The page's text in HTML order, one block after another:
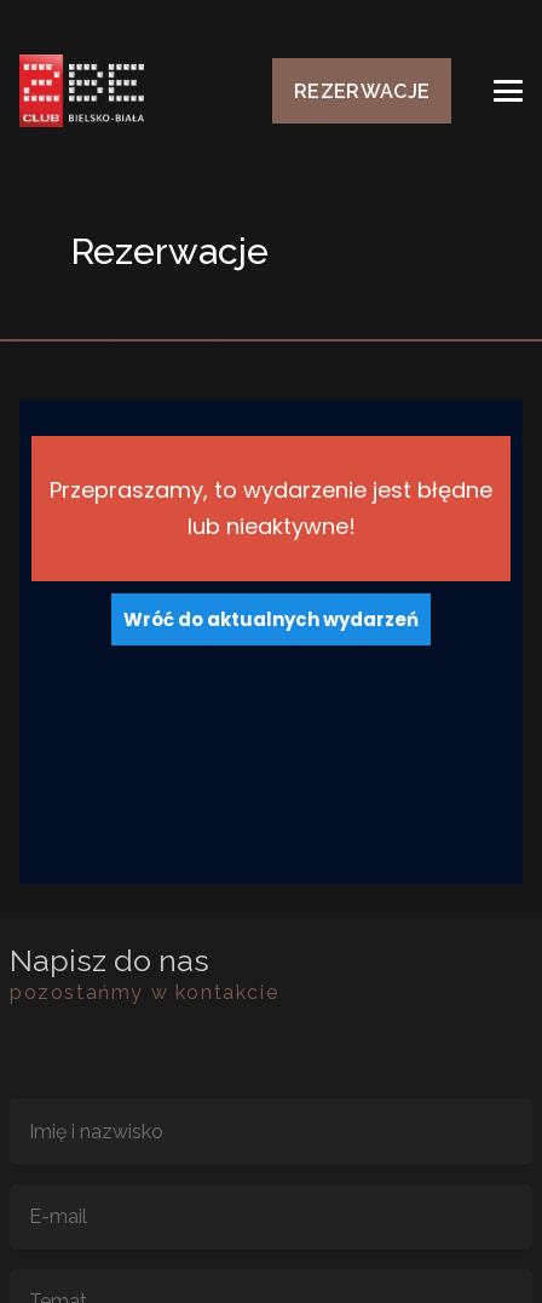
REZERWACJE
Rezerwacje
Przepraszamy, to wydarzenie jest błędne
lub nieaktywne!
Wróć do aktualnych wydarzeń
Napisz do nas
pozostańmy w kontakcie